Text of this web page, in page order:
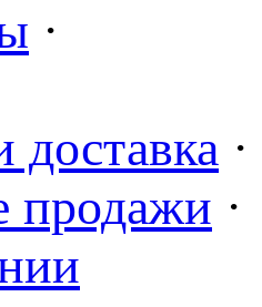
·
доставка ·
продажи ·